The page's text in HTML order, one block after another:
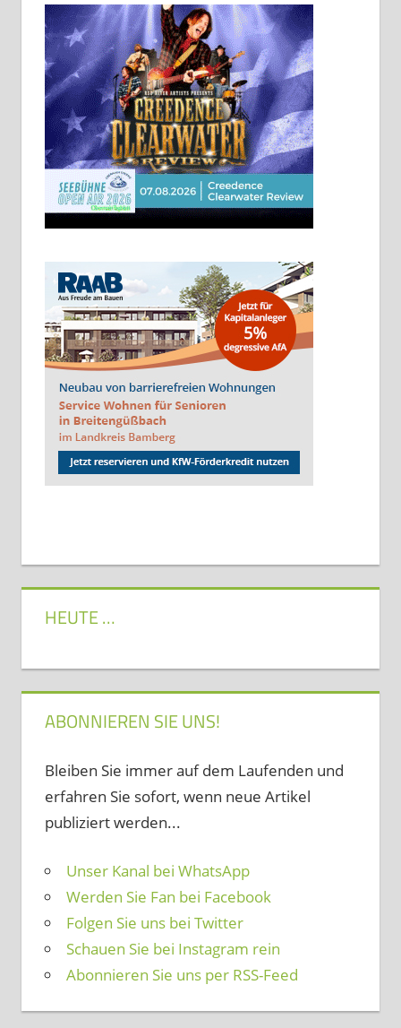
HEUTE …
ABONNIEREN SIE UNS!
Bleiben Sie immer auf dem Laufenden und
erfahren Sie sofort, wenn neue Artikel
publiziert werden...
Unser Kanal bei WhatsApp
Werden Sie Fan bei Facebook
Folgen Sie uns bei Twitter
Schauen Sie bei Instagram rein
Abonnieren Sie uns per RSS-Feed